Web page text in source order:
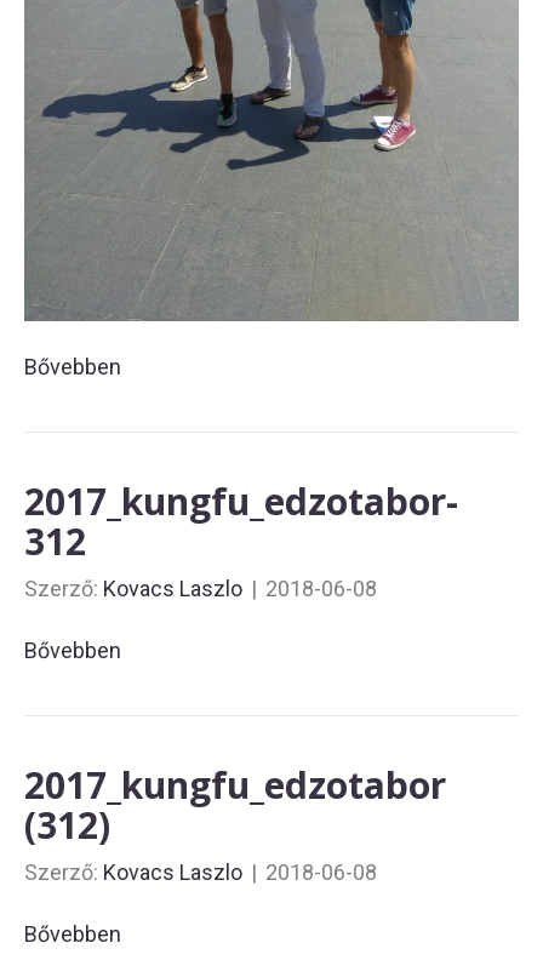
Bővebben
2017_kungfu_edzotabor-
312
Szerző: Kovacs Laszlo | 2018-06-08
Bővebben
2017_kungfu_edzotabor
(312)
Szerző: Kovacs Laszlo | 2018-06-08
Bővebben